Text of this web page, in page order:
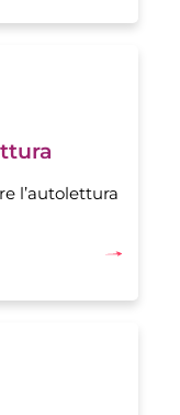
l’autolettura